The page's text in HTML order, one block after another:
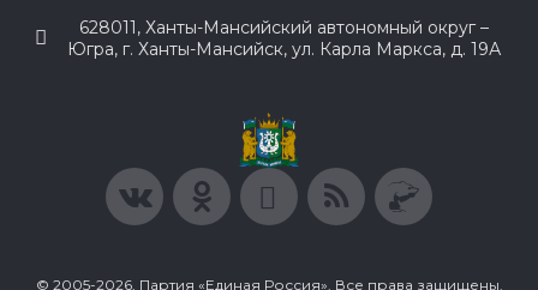
628011, Ханты-Мансийский автономный округ –
Югра, г. Ханты-Мансийск, ул. Карла Маркса, д. 19А
© 2005-2026, Партия «Единая Россия». Все права защищены.